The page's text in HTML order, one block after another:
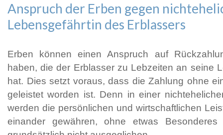
Anspruch der Erben gegen
Lebensgefährtin des Erblassers
Erben können einen Anspruch auf
haben, die der Erblasser zu Lebzeiten an seine
hat. Dies setzt voraus, dass die Zahlung ohne
geleistet worden ist. Denn in einer
werden die persönlichen und wirtschaftlichen
einander gewähren, ohne etwas